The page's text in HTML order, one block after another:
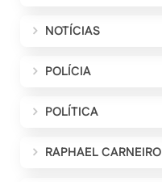
NOTÍCIAS
POLÍCIA
POLÍTICA
RAPHAEL CARNEIRO